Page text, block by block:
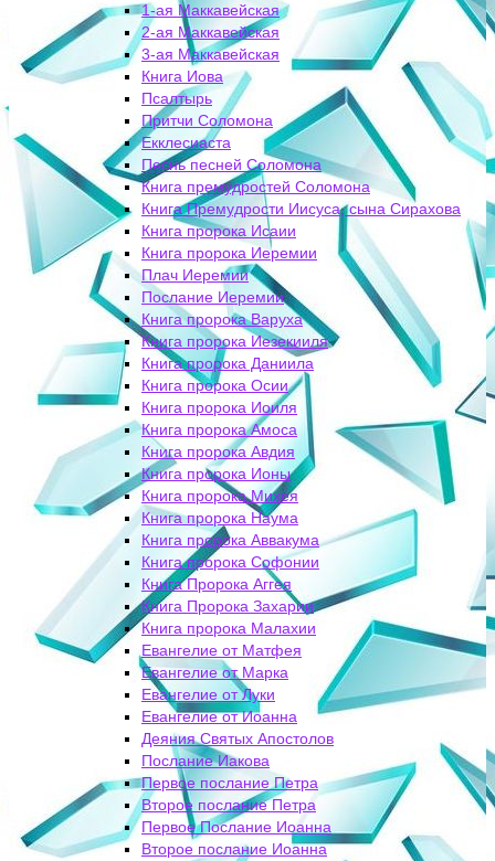
1-ая Маккавейская
2-ая Маккавейская
3-ая Маккавейская
Книга Иова
Псалтырь
Притчи Соломона
Екклесиаста
Песнь песней Соломона
Книга премудростей Соломона
Книга Премудрости Иисуса, сына Сирахова
Книга пророка Исаии
Книга пророка Иеремии
Плач Иеремии
Послание Иеремии
Книга пророка Варуха
Книга пророка Иезекииля
Книга пророка Даниила
Книга пророка Осии
Книга пророка Иоиля
Книга пророка Амоса
Книга пророка Авдия
Книга пророка Ионы
Книга пророка Михея
Книга пророка Наума
Книга пророка Аввакума
Книга пророка Софонии
Книга Пророка Аггея
Книга Пророка Захарии
Книга пророка Малахии
Евангелие от Матфея
Евангелие от Марка
Евангелие от Луки
Евангелие от Иоанна
Деяния Святых Апостолов
Послание Иакова
Первое послание Петра
Второе послание Петра
Первое Послание Иоанна
Второе послание Иоанна